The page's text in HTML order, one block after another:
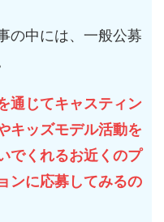
の中には、一般公募
通じてキャスティン
キッズモデル活動を
でくれるお近くのプ
ンに応募してみるの